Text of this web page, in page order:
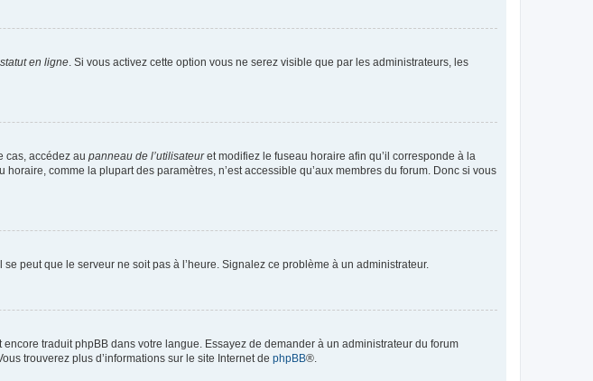
en ligne . Si vous activez cette option vous ne serez visible que par les administrateurs, les
cas, accédez au panneau de l’utilisateuret modifiez le fuseau horaire afin qu’il corresponde à la
comme la plupart des paramètres, n’est accessible qu’aux membres du forum. Donc si vous
peut que le serveur ne soit pas à l’heure. Signalez ce problème à un administrateur.
traduit phpBB dans votre langue. Essayez de demander à un administrateur du forum
trouverez plus d’informations sur le site Internet de phpBB®.